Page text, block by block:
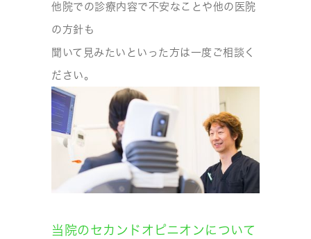
他院での診療内容で不安なことや他の医院
の方針も
聞いて見みたいといった方は一度ご相談く
ださい。
当院のセカンドオピニオンについて